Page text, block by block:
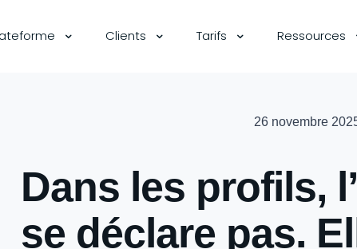
Clients Tarifs Ressources
26 novembre
Dans les profils,
se déclare pas.